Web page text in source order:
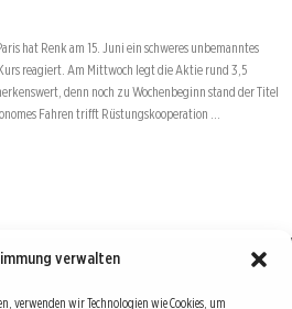
verwalten
verwenden wir Technologien wie Cookies, um
hat Renk am 15. Juni ein schweres unbemanntes
reagiert. Am Mittwoch legt die Aktie rund 3,5
denn noch zu Wochenbeginn stand der Titel
Fahren trifft Rüstungskooperation …
global